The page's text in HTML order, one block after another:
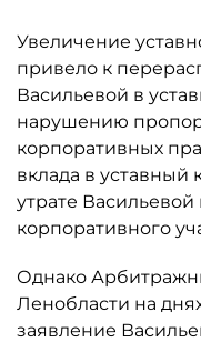
Увеличение
привело к
Васильевой в
нарушению
корпоративных
вклада в уставный
утрате
корпоративного
Однако
Ленобласти на
заявление